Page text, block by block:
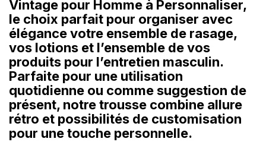
Vintage pour Homme à Personnaliser,
le choix parfait pour organiser avec
élégance votre ensemble de rasage,
vos lotions et l’ensemble de vos
produits pour l’entretien masculin.
Parfaite pour une utilisation
quotidienne ou comme suggestion de
présent, notre trousse combine allure
rétro et possibilités de customisation
pour une touche personnelle.